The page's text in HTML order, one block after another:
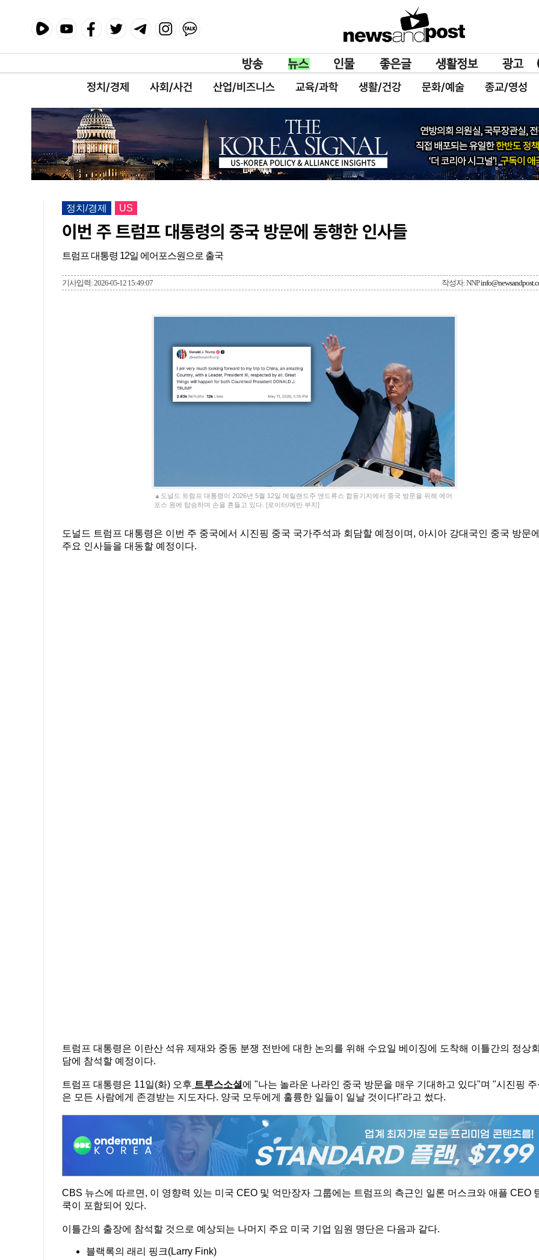
정치/경제 사회/사건 산업/비즈니스 교육/과학 생활/건강 문화/예술 종교/영성
정치/경제 US
이번 주 트럼프 대통령의 중국 방문에 동행한 인사들
트럼프 대통령 12일 에어포스원으로 출국
기사입력: 2026-05-12 15:49:07 작성자: NNP
▲도널드 트럼프 대통령이 2026년 5월 12일 메릴랜드주 앤드류스 합동기지에서 중국 방문을 위해 에어
포스 원에 탑승하며 손을 흔들고 있다. [로이터/에반 부치]
도널드 트럼프 대통령은 이번 주 중국에서 시진핑 중국 국가주석과 회담할 예정이며, 아시아 강대국인 중국 방문
주요 인사들을 대동할 예정이다.
트럼프 대통령은 이란산 석유 제재와 중동 분쟁 전반에 대한 논의를 위해 수요일 베이징에 도착해 이틀간의 정상
담에 참석할 예정이다.
트럼프 대통령은 11일(화) 오후 트루스소셜 에 "나는 놀라운 나라인 중국 방문을 매우 기대하고 있다"며 "시진핑 주
은 모든 사람에게 존경받는 지도자다. 양국 모두에게 훌륭한 일들이 일날 것이다!"라고 썼다.
CBS 뉴스에 따르면, 이 영향력 있는 미국 CEO 및 억만장자 그룹에는 트럼프의 측근인 일론 머스크와 애플 CEO
쿡이 포함되어 있다.
이틀간의 출장에 참석할 것으로 예상되는 나머지 주요 미국 기업 임원 명단은 다음과 같다.
블랙록의 래리 핑크(Larry Fink)